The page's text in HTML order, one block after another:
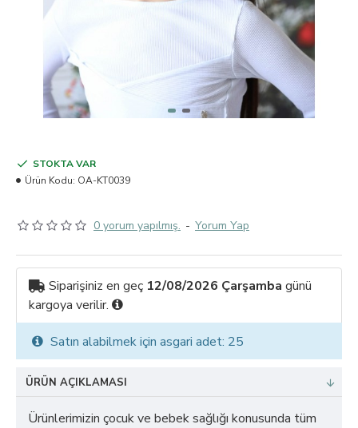
STOKTA VAR
Ürün Kodu: OA-KT0039
0 yorum yapılmış. - Yorum Yap
Siparişiniz en geç 12/08/2026 Çarşamba günü
kargoya verilir.
Satın alabilmek için asgari adet: 25
ÜRÜN AÇIKLAMASI
Ürünlerimizin çocuk ve bebek sağlığı konusunda tüm